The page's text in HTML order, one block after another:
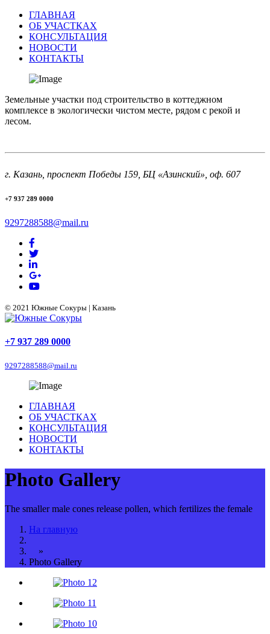
ГЛАВНАЯ
ОБ УЧАСТКАХ
КОНСУЛЬТАЦИЯ
НОВОСТИ
КОНТАКТЫ
Земельные участки под строительство в коттеджном
комплексе в экологически чистом месте, рядом с рекой и
лесом.
г. Казань, проспект Победы 159, БЦ «Азинский», оф. 607
+7 937 289 0000
9297288588@mail.ru
© 2021 Южные Сокуры | Казань
+7 937 289 0000
9297288588@mail.ru
ГЛАВНАЯ
ОБ УЧАСТКАХ
КОНСУЛЬТАЦИЯ
НОВОСТИ
КОНТАКТЫ
Photo Gallery
The smaller male cones release pollen, which fertilizes the female
На главную
»
Photo Gallery